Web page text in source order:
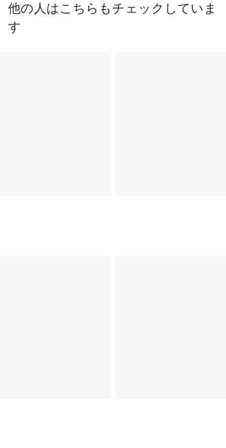
他の人はこちらもチェックしていま
す